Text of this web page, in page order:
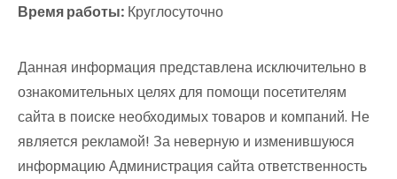
Время работы: Круглосуточно
Данная информация представлена исключительно в
ознакомительных целях для помощи посетителям
сайта в поиске необходимых товаров и компаний. Не
является рекламой! За неверную и изменившуюся
информацию Администрация сайта ответственность